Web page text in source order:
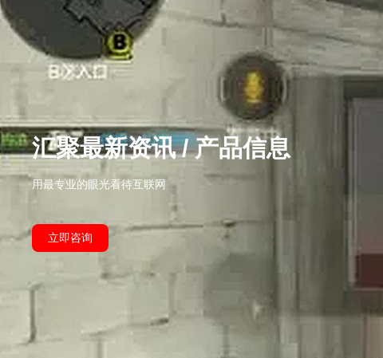
汇聚最新资讯 / 产品信息
用最专业的眼光看待互联网
立即咨询